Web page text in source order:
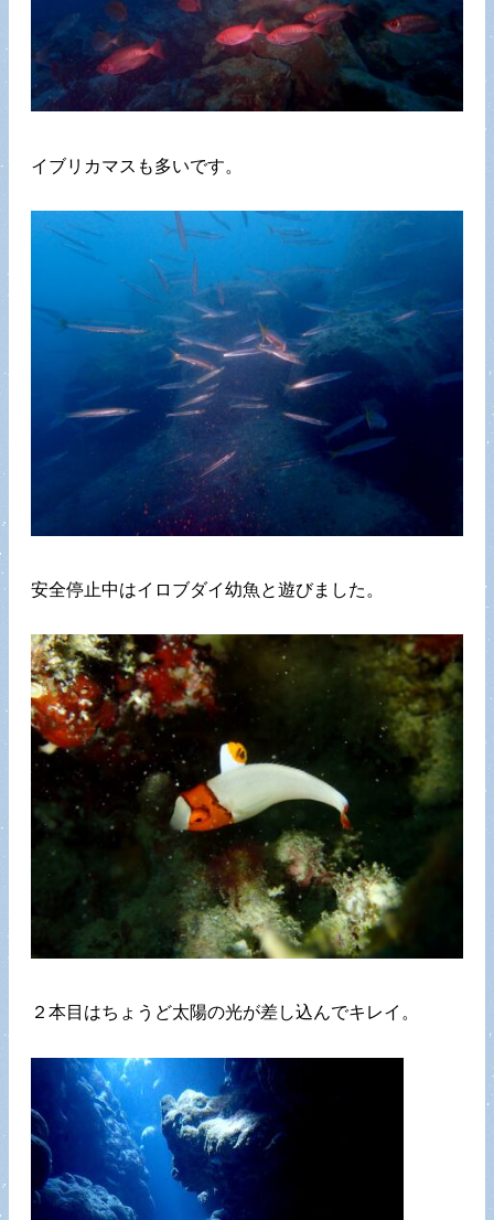
イブリカマスも多いです。
安全停止中はイロブダイ幼魚と遊びました。
２本目はちょうど太陽の光が差し込んでキレイ。